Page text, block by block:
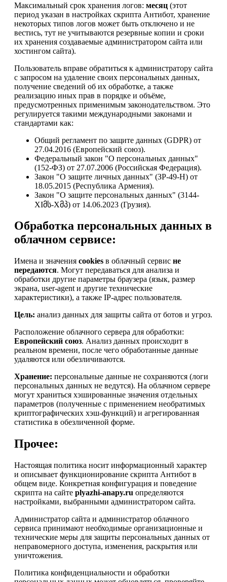
Максимальный срок хранения логов: месяц (этот
период указан в настройках скрипта Антибот, хранение
некоторых типов логов может быть отключено и не
вестись, тут не учитываются резервные копии и сроки
их хранения создаваемые администратором сайта или
хостингом сайта).
Пользователь вправе обратиться к администратору сайта
с запросом на удаление своих персональных данных,
получение сведений об их обработке, а также
реализацию иных прав в порядке и объёме,
предусмотренных применимым законодательством. Это
регулируется такими международными законами и
стандартами как:
Общий регламент по защите данных (GDPR) от
27.04.2016 (Европейский союз).
Федеральный закон "О персональных данных"
(152-ФЗ) от 27.07.2006 (Российская Федерация).
Закон "О защите личных данных" (ЗР-49-Н) от
18.05.2015 (Республика Армения).
Закон "О защите персональных данных" (3144-
XIმს-Xმპ) от 14.06.2023 (Грузия).
Обработка персональных данных в
облачном сервисе:
Имена и значения cookies в облачный сервис не
передаются. Могут передаваться для анализа и
обработки другие параметры браузера (язык, размер
экрана, user-agent и другие технические
характеристики), а также IP-адрес пользователя.
Цель: анализ данных для защиты сайта от ботов и угроз.
Расположение облачного сервера для обработки:
Европейский союз. Анализ данных происходит в
реальном времени, после чего обработанные данные
удаляются или обезличиваются.
Хранение: персональные данные не сохраняются (логи
персональных данных не ведутся). На облачном сервере
могут храниться хэшированные значения отдельных
параметров (полученные с применением необратимых
криптографических хэш-функций) и агрегированная
статистика в обезличенной форме.
Прочее:
Настоящая политика носит информационный характер
и описывает функционирование скрипта Антибот в
общем виде. Конкретная конфигурация и поведение
скрипта на сайте plyazhi-anapy.ru определяются
настройками, выбранными администратором сайта.
Администратор сайта и администратор облачного
сервиса принимают необходимые организационные и
технические меры для защиты персональных данных от
неправомерного доступа, изменения, раскрытия или
уничтожения.
Политика конфиденциальности и обработки